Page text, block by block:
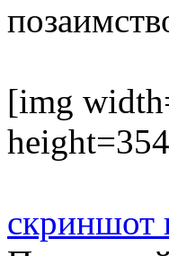
[img
скриншот